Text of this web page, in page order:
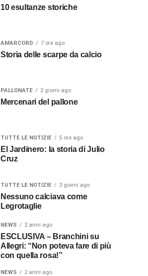
10 esultanze storiche
AMARCORD 7 ore ago
Storia delle scarpe da calcio
PALLONATE 2 giorni ago
Mercenari del pallone
TUTTE LE NOTIZIE 5 ore ago
El Jardinero: la storia di Julio
Cruz
TUTTE LE NOTIZIE 3 giorni ago
Nessuno calciava come
Legrotaglie
NEWS 2 anni ago
ESCLUSIVA – Branchini su
Allegri: “Non poteva fare di più
con quella rosa!”
NEWS 2 anni ago